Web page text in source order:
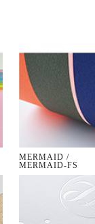
MERMAID /
MERMAID-FS